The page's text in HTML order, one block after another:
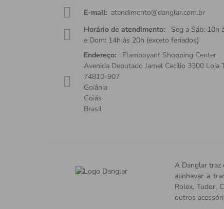
E-mail: atendimento@danglar.com.br
Horário de atendimento:
Seg a Sáb: 10h
e Dom: 14h às 20h (exceto feriados)
Endereço:
Flamboyant Shopping Center
Avenida Deputado Jamel Cecílio 3300 Loja
74810-907
Goiânia
Goiás
Brasil
A Danglar traz
alinhavar a
Rolex, Tudor,
outros